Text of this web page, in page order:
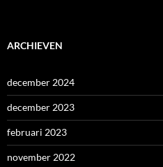
ARCHIEVEN
december 2024
december 2023
februari 2023
november 2022